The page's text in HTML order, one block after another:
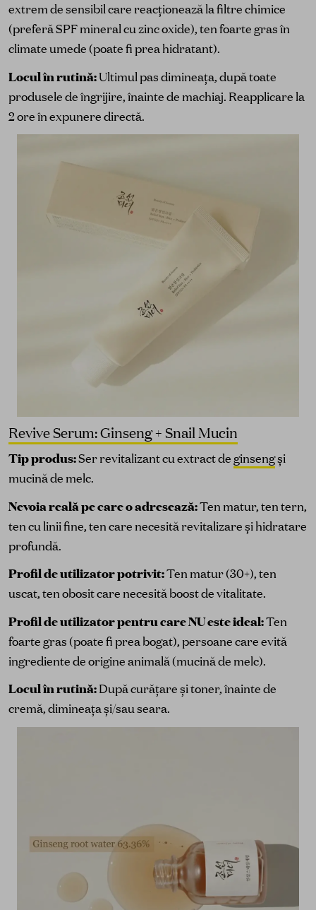
extrem de sensibil care reacționează la filtre chimice
(preferă SPF mineral cu zinc oxide), ten foarte gras în
climate umede (poate fi prea hidratant).
Locul în rutină:Ultimul pas dimineața, după toate
produsele de îngrijire, înainte de machiaj. Reapplicare la
2 ore în expunere directă.
Revive Serum: Ginseng + Snail Mucin
Tip produs:Ser revitalizant cu extract deginsengși
mucină de melc.
Nevoia reală pe care o adresează:Ten matur, ten tern,
ten cu linii fine, ten care necesită revitalizare și hidratare
profundă.
Profil de utilizator potrivit:Ten matur (30+), ten
uscat, ten obosit care necesită boost de vitalitate.
Profil de utilizator pentru care NU este ideal:Ten
foarte gras (poate fi prea bogat), persoane care evită
ingrediente de origine animală (mucină de melc).
Locul în rutină:După curățare și toner, înainte de
cremă, dimineața și/sau seara.